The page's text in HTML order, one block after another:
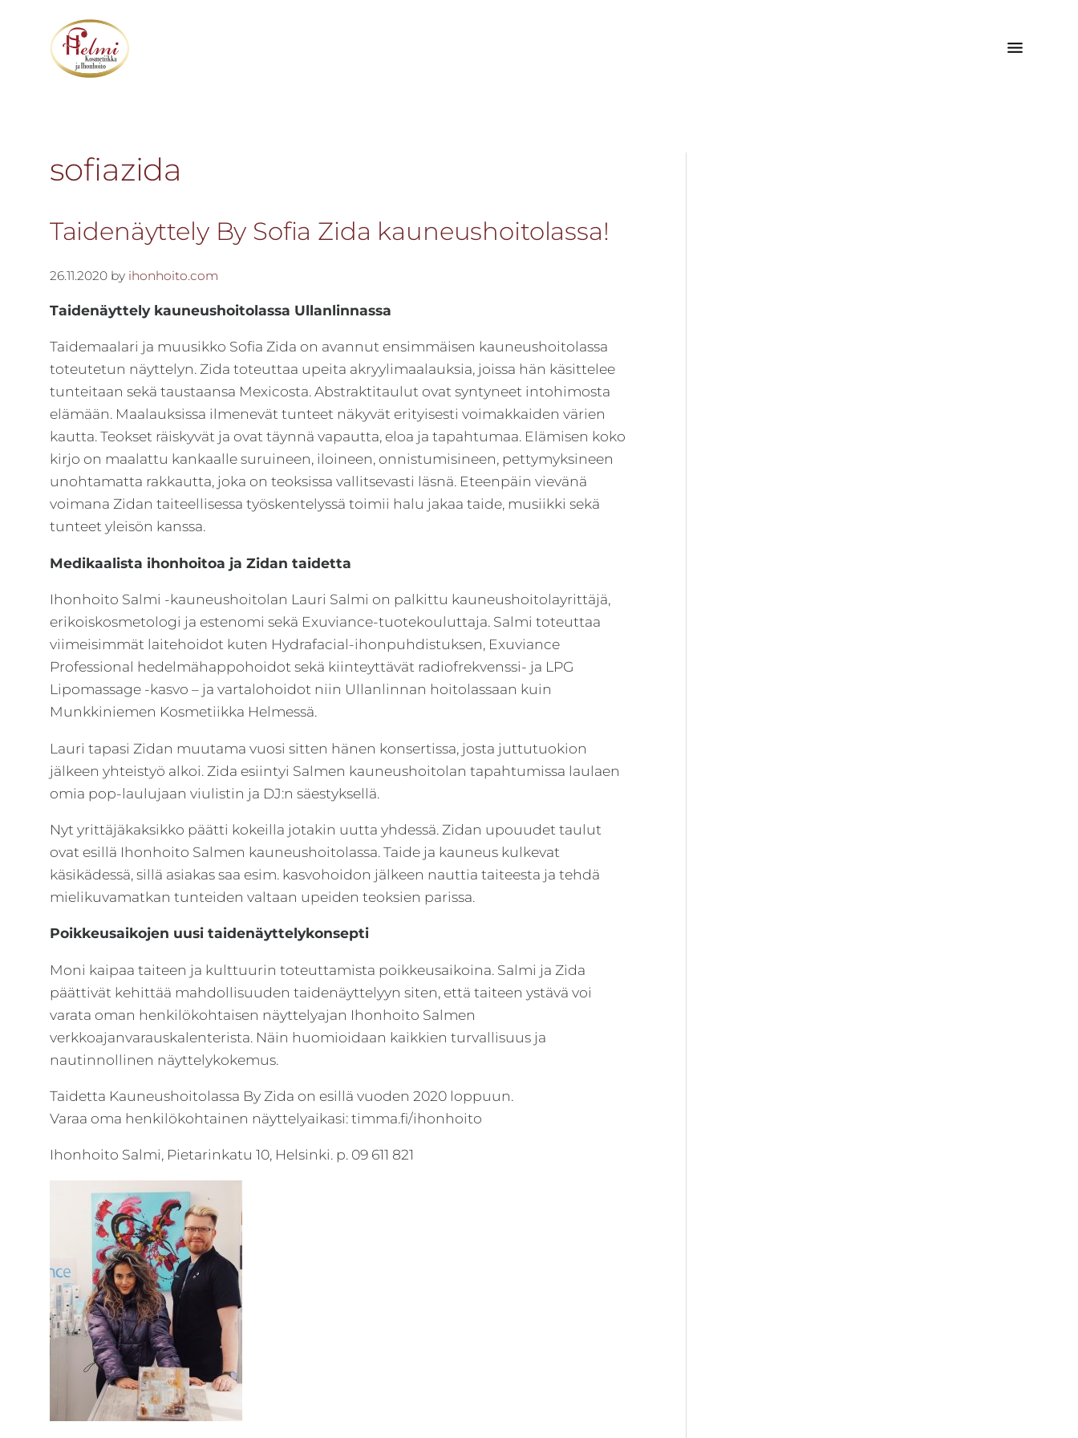
pääsisältöön
ensisijaiseen
sivupalkkiin
alatunnisteeseen
-
valtainen
olo
kaikille
asiantuntevuus,
ja
onnistuminen
yrityksemme
arvot.
sofiazida
Taidenäyttely By Sofia Zida kauneushoitolassa!
26.11.2020by ihonhoito.com
Taidenäyttely kauneushoitolassa Ullanlinnassa
Taidemaalari ja muusikko Sofia Zida on avannut ensimmäisen kauneushoitolassa
toteutetun näyttelyn. Zida toteuttaa upeita akryylimaalauksia, joissa hän käsittelee
tunteitaan sekä taustaansa Mexicosta. Abstraktitaulut ovat syntyneet intohimosta
elämään. Maalauksissa ilmenevät tunteet näkyvät erityisesti voimakkaiden värien
kautta. Teokset räiskyvät ja ovat täynnä vapautta, eloa ja tapahtumaa. Elämisen koko
kirjo on maalattu kankaalle suruineen, iloineen, onnistumisineen, pettymyksineen
unohtamatta rakkautta, joka on teoksissa vallitsevasti läsnä. Eteenpäin vievänä
voimana Zidan taiteellisessa työskentelyssä toimii halu jakaa taide, musiikki sekä
tunteet yleisön kanssa.
Medikaalista ihonhoitoa ja Zidan taidetta
Ihonhoito Salmi -kauneushoitolan Lauri Salmi on palkittu kauneushoitolayrittäjä,
erikoiskosmetologi ja estenomi sekä Exuviance-tuotekouluttaja. Salmi toteuttaa
viimeisimmät laitehoidot kuten Hydrafacial-ihonpuhdistuksen, Exuviance
Professional hedelmähappohoidot sekä kiinteyttävät radiofrekvenssi- ja LPG
Lipomassage -kasvo – ja vartalohoidot niin Ullanlinnan hoitolassaan kuin
Munkkiniemen Kosmetiikka Helmessä.
Lauri tapasi Zidan muutama vuosi sitten hänen konsertissa, josta juttutuokion
jälkeen yhteistyö alkoi. Zida esiintyi Salmen kauneushoitolan tapahtumissa laulaen
omia pop-laulujaan viulistin ja DJ:n säestyksellä.
Nyt yrittäjäkaksikko päätti kokeilla jotakin uutta yhdessä. Zidan upouudet taulut
ovat esillä Ihonhoito Salmen kauneushoitolassa. Taide ja kauneus kulkevat
käsikädessä, sillä asiakas saa esim. kasvohoidon jälkeen nauttia taiteesta ja tehdä
mielikuvamatkan tunteiden valtaan upeiden teoksien parissa.
Poikkeusaikojen uusi taidenäyttelykonsepti
Moni kaipaa taiteen ja kulttuurin toteuttamista poikkeusaikoina. Salmi ja Zida
päättivät kehittää mahdollisuuden taidenäyttelyyn siten, että taiteen ystävä voi
varata oman henkilökohtaisen näyttelyajan Ihonhoito Salmen
verkkoajanvarauskalenterista. Näin huomioidaan kaikkien turvallisuus ja
nautinnollinen näyttelykokemus.
Taidetta Kauneushoitolassa By Zida on esillä vuoden 2020 loppuun.
Varaa oma henkilökohtainen näyttelyaikasi: timma.fi/ihonhoito
Ihonhoito Salmi, Pietarinkatu 10, Helsinki. p. 09 611 821